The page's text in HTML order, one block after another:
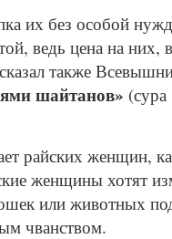
их без особой
ведь цена на
также
шайтанов»
райских женщин,
женщины хотят
или животных
чванством.